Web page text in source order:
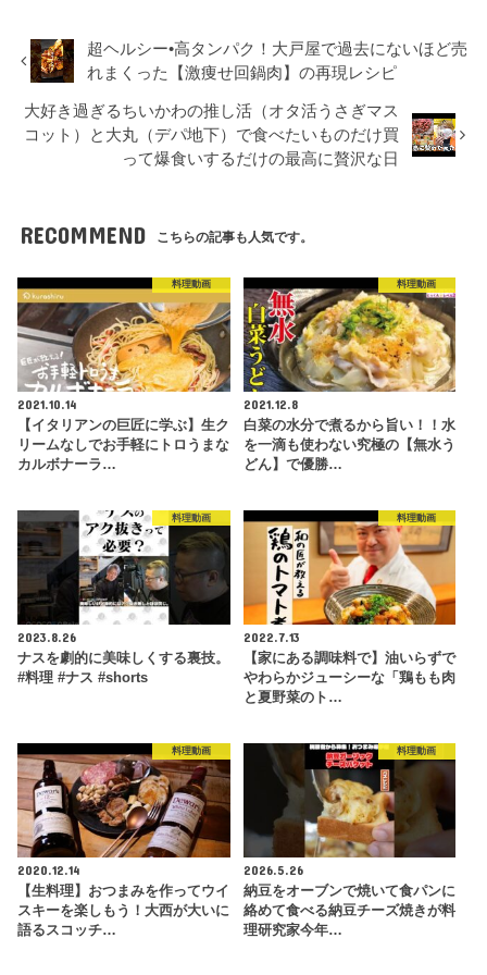
超ヘルシー•高タンパク！大戸屋で過去にないほど売
れまくった【激痩せ回鍋肉】の再現レシピ
大好き過ぎるちいかわの推し活（オタ活うさぎマス
コット）と大丸（デパ地下）で食べたいものだけ買
って爆食いするだけの最高に贅沢な日
RECOMMEND こちらの記事も人気です。
料理動画
2021.10.14
【イタリアンの巨匠に学ぶ】生ク
リームなしでお手軽にトロうまな
カルボナーラ…
料理動画
2021.12.8
白菜の水分で煮るから旨い！！水
を一滴も使わない究極の【無水う
どん】で優勝…
料理動画
2023.8.26
ナスを劇的に美味しくする裏技。
#料理 #ナス #shorts
料理動画
2022.7.13
【家にある調味料で】油いらずで
やわらかジューシーな「鶏もも肉
と夏野菜のト…
料理動画
2020.12.14
【生料理】おつまみを作ってウイ
スキーを楽しもう！大西が大いに
語るスコッチ…
料理動画
2026.5.26
納豆をオーブンで焼いて食パンに
絡めて食べる納豆チーズ焼きが料
理研究家今年…